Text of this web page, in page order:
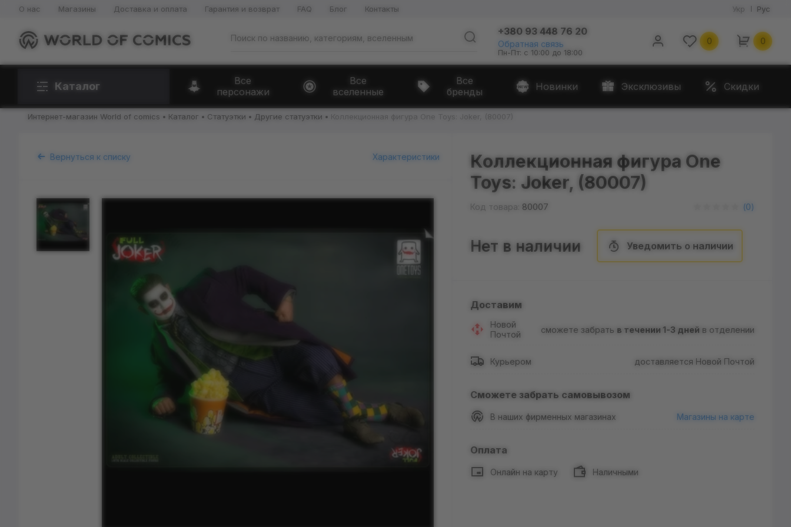
О нас Магазины Доставка и оплата Гарантия и возврат FAQ Блог Контакты Укр Рус
+380 93 448 76 20
Обратная связь
Пн-Пт: с 10:00 до 18:00
0 0
Каталог
Все
персонажи
Все
вселенные
Все
бренды
Новинки Эксклюзивы Скидки
Интернет-магазин World of comics Каталог Статуэтки Другие статуэтки Коллекционная фигура One Toys: Joker, (80007)
Вернуться к списку Характеристики
Коллекционная фигура One
Toys: Joker, (80007)
Код товара: 80007 (0)
Нет в наличии Уведомить о наличии
Доставим
Новой
Почтой
сможете забрать в течении 1-3 дней в отделении
Курьером доставляется Новой Почтой
Сможете забрать самовывозом
В наших фирменных магазинах Магазины на карте
Оплата
Онлайн на карту Наличными